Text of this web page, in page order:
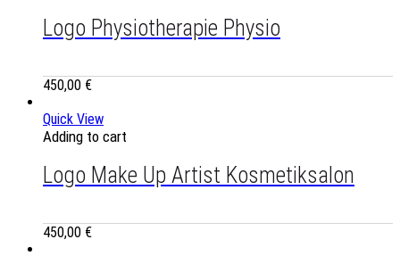
Logo Physiotherapie Physio
450,00 €
Quick View
Adding to cart
Logo Make Up Artist Kosmetiksalon
450,00 €